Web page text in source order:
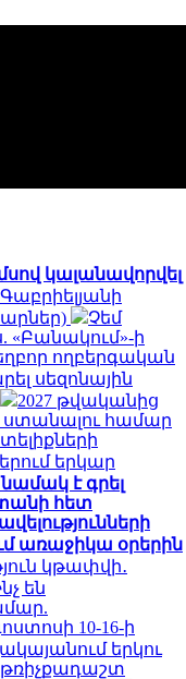
կալանավորվել
Չեմ
«Բանակում»-ի
ողբերգական
սեզոնային
2027 թվականից
ստանալու համար
երկար
նամակ է գրել
հետ
առաջիկա օրերին
կթափվի․
են
10-16-ի
երկու
թռիչքադաշտ